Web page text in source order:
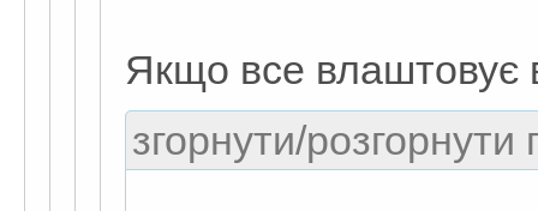
Якщо все влаштовує
згорнути/розгорнути